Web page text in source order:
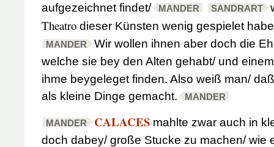
aufgezeichnet findet/
MANDER SANDRART
Theatro dieser Künsten wenig gespielet
MANDER
Wir wollen ihnen aber doch die
welche sie bey den Alten gehabt/ und
ihme beygeleget finden. Also weiß man/
als kleine Dinge gemacht.
MANDER
MANDER CALACES mahlte zwar auch in
doch dabey/ große Stucke zu machen/ wie